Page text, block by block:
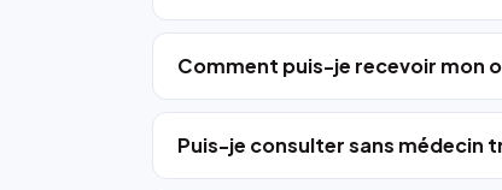
Comment puis-je recevoir mon
Puis-je consulter sans médecin